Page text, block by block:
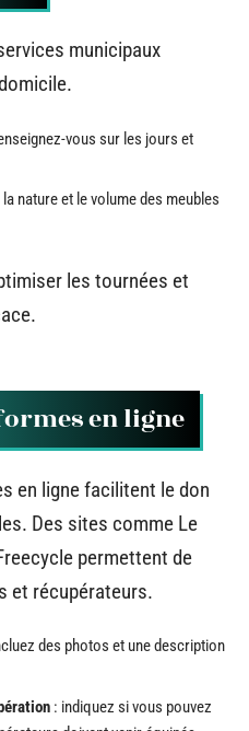
municipaux
vous sur les jours et
nature et le volume des meubles
les tournées et
en ligne
en ligne facilitent le don
Des sites comme Le
permettent de
et récupérateurs.
des photos et une description
: indiquez si vous pouvez